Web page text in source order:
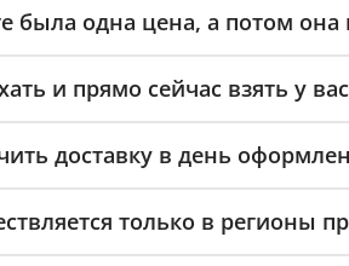
была одна цена, а потом она
и прямо сейчас взять у
доставку в день
только в регионы